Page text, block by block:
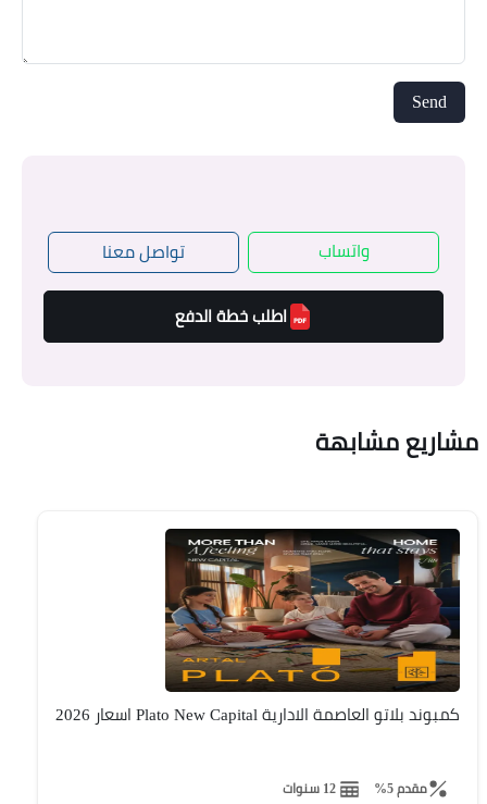
واتساب تواصل معنا
اطلب خطة الدفع
مشاريع مشابهة
كمبوند بلاتو العاصمة الادارية Plato New Capital اسعار 2026
مقدم 5% 12 سنوات